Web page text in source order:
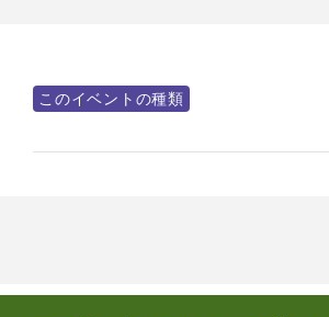
このイベントの種類